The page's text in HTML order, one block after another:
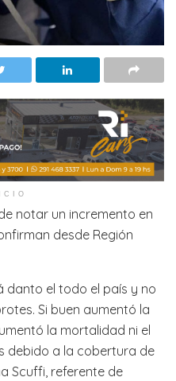
notar un incremento en
desde Región
danto el todo el país y no
Si buen aumentó la
la mortalidad ni el
debido a la cobertura de
Scuffi, referente de